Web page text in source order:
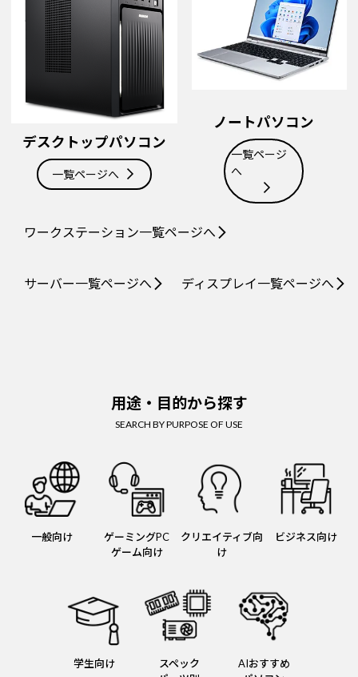
デスクトップパソコン
一覧ページへ
ノートパソコン
一覧ページ
へ
ワークステーション一覧ページへ
サーバー一覧ページへ ディスプレイ一覧ページへ
用途・目的から探す
SEARCH BY PURPOSE OF USE
一般向け
ゲーミングPC
ゲーム向け
クリエイティブ向
け
ビジネス向け
学生向け
スペック
AIおすすめ